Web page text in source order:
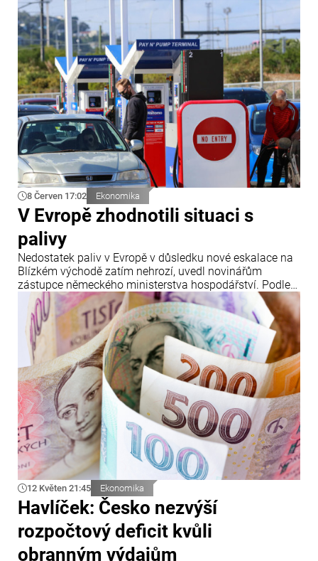
8 Červen 17:02 Ekonomika
V Evropě zhodnotili situaci s
palivy
Nedostatek paliv v Evropě v důsledku nové eskalace na
Blízkém východě zatím nehrozí, uvedl novinářům
zástupce německého ministerstva hospodářství. Podle
jeho slov se situace v regionu znovu náhle vyostřila.
12 Květen 21:45 Ekonomika
Havlíček: Česko nezvýší
rozpočtový deficit kvůli
obranným výdajům